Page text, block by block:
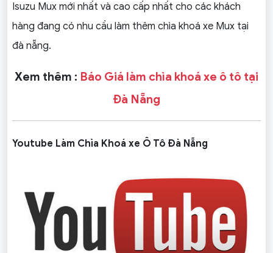
Isuzu Mux mới nhất và cao cấp nhất cho các khách
hàng đang có nhu cầu làm thêm chìa khoá xe Mux tại
đà nẵng.
Xem thêm : Báo Giá làm chìa khoá xe ô tô tại
Đà Nẵng
Youtube Làm Chìa Khoá xe Ô Tô Đà Nẵng